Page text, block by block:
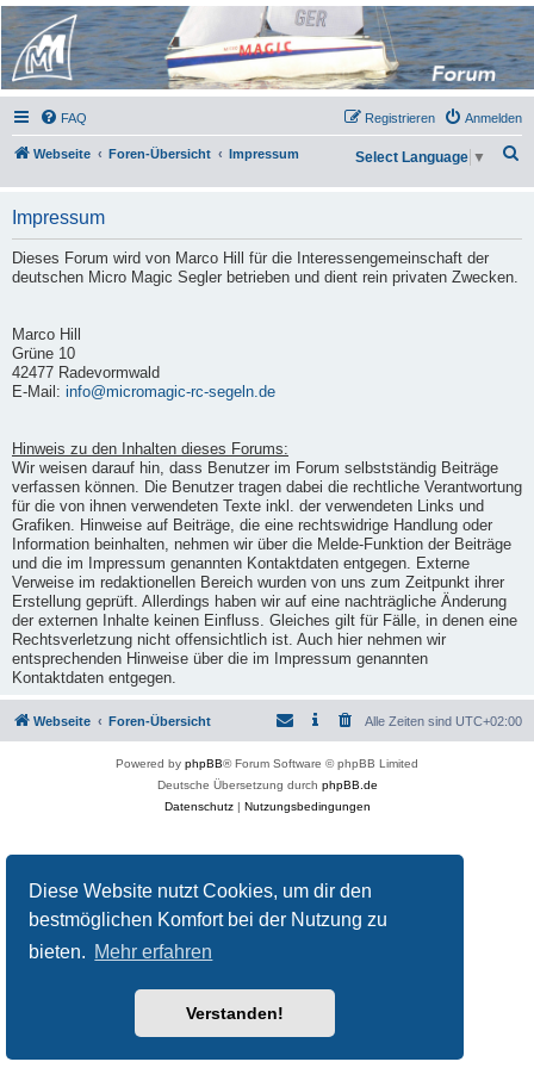
Diese Website nutzt Cookies, um dir den
bestmöglichen Komfort bei der Nutzung zu
bieten. Mehr erfahren
Verstanden!
Micro Magic Forum
Deutschland
FAQ Anmelden
Registrieren
Webseite Foren-Übersicht Impressum
h
Select Language ▼
Impressum
Dieses Forum wird von Marco Hill für die Interessengemeinschaft der
deutschen Micro Magic Segler betrieben und dient rein privaten Zwecken.
Marco Hill
Grüne 10
42477 Radevormwald
E-Mail: info@micromagic-rc-segeln.de
Hinweis zu den Inhalten dieses Forums:
Wir weisen darauf hin, dass Benutzer im Forum selbstständig Beiträge
verfassen können. Die Benutzer tragen dabei die rechtliche Verantwortung
für die von ihnen verwendeten Texte inkl. der verwendeten Links und
Grafiken. Hinweise auf Beiträge, die eine rechtswidrige Handlung oder
Information beinhalten, nehmen wir über die Melde-Funktion der Beiträge
und die im Impressum genannten Kontaktdaten entgegen. Externe
Verweise im redaktionellen Bereich wurden von uns zum Zeitpunkt ihrer
Erstellung geprüft. Allerdings haben wir auf eine nachträgliche Änderung
der externen Inhalte keinen Einfluss. Gleiches gilt für Fälle, in denen eine
Rechtsverletzung nicht offensichtlich ist. Auch hier nehmen wir
entsprechenden Hinweise über die im Impressum genannten
Kontaktdaten entgegen.
Webseite Foren-Übersicht Alle Zeiten sind UTC+02:00
Powered by phpBB® Forum Software © phpBB Limited
Deutsche Übersetzung durch phpBB.de
Datenschutz| Nutzungsbedingungen